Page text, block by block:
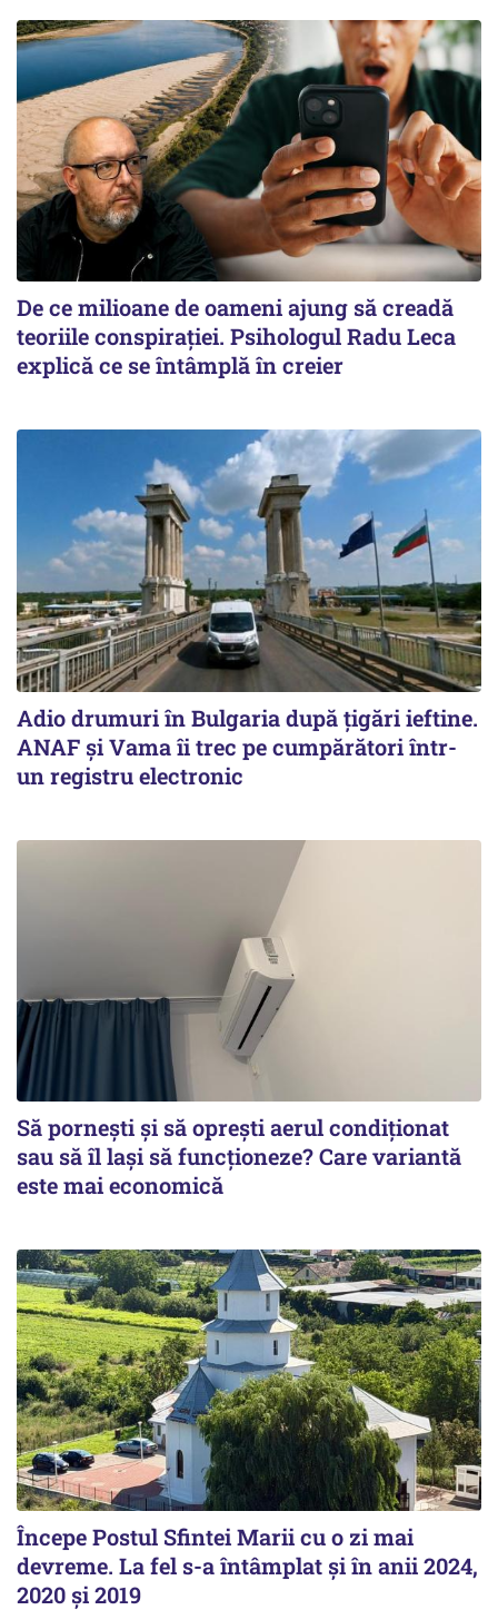
De ce milioane de oameni ajung să creadă
teoriile conspirației. Psihologul Radu Leca
explică ce se întâmplă în creier
Adio drumuri în Bulgaria după țigări ieftine.
ANAF și Vama îi trec pe cumpărători într-
un registru electronic
Să pornești și să oprești aerul condiționat
sau să îl lași să funcționeze? Care variantă
este mai economică
Începe Postul Sfintei Marii cu o zi mai
devreme. La fel s-a întâmplat și în anii 2024,
2020 și 2019